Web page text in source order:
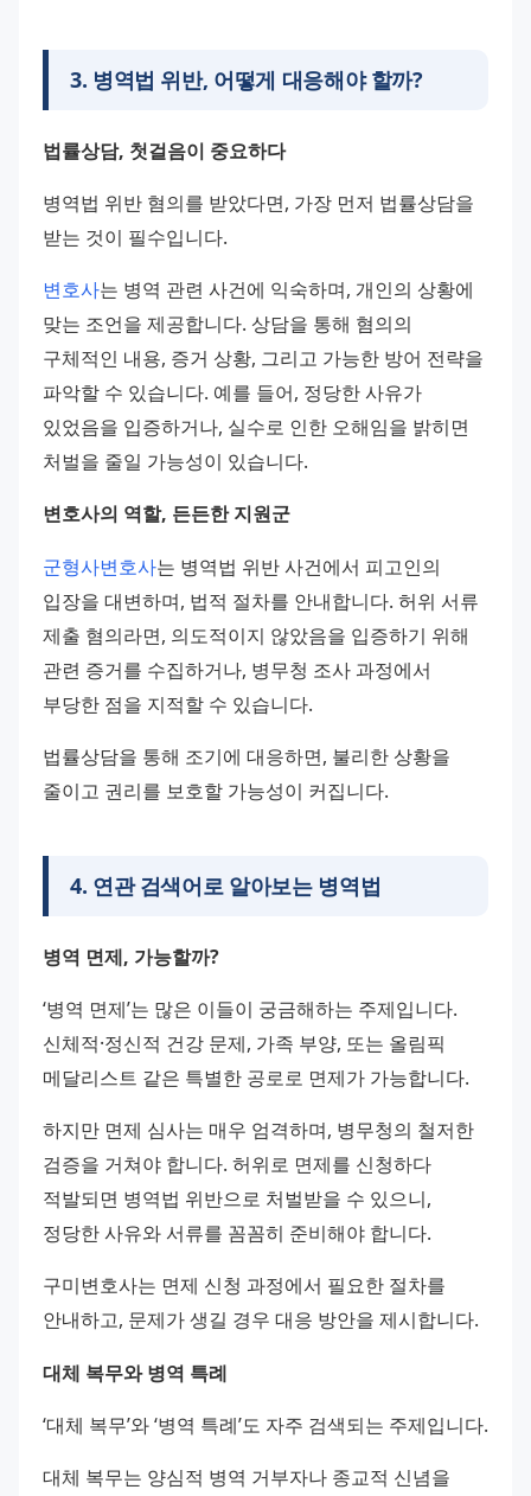
3. 병역법 위반, 어떻게 대응해야 할까?
법률상담, 첫걸음이 중요하다
병역법 위반 혐의를 받았다면, 가장 먼저 법률상담을
받는 것이 필수입니다.
변호사는 병역 관련 사건에 익숙하며, 개인의 상황에
맞는 조언을 제공합니다. 상담을 통해 혐의의
구체적인 내용, 증거 상황, 그리고 가능한 방어 전략을
파악할 수 있습니다. 예를 들어, 정당한 사유가
있었음을 입증하거나, 실수로 인한 오해임을 밝히면
처벌을 줄일 가능성이 있습니다.
변호사의 역할, 든든한 지원군
군형사변호사는 병역법 위반 사건에서 피고인의
입장을 대변하며, 법적 절차를 안내합니다. 허위 서류
제출 혐의라면, 의도적이지 않았음을 입증하기 위해
관련 증거를 수집하거나, 병무청 조사 과정에서
부당한 점을 지적할 수 있습니다.
법률상담을 통해 조기에 대응하면, 불리한 상황을
줄이고 권리를 보호할 가능성이 커집니다.
4. 연관 검색어로 알아보는 병역법
병역 면제, 가능할까?
‘병역 면제’는 많은 이들이 궁금해하는 주제입니다.
신체적·정신적 건강 문제, 가족 부양, 또는 올림픽
메달리스트 같은 특별한 공로로 면제가 가능합니다.
하지만 면제 심사는 매우 엄격하며, 병무청의 철저한
검증을 거쳐야 합니다. 허위로 면제를 신청하다
적발되면 병역법 위반으로 처벌받을 수 있으니,
정당한 사유와 서류를 꼼꼼히 준비해야 합니다.
구미변호사는 면제 신청 과정에서 필요한 절차를
안내하고, 문제가 생길 경우 대응 방안을 제시합니다.
대체 복무와 병역 특례
대체 복무는 양심적 병역 거부자나 종교적 신념을